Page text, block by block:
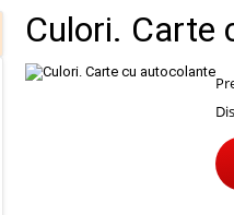
Culori. Carte